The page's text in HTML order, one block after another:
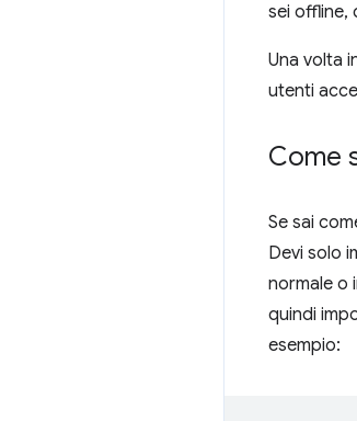
sei offline,
Una volta
utenti
Come
Se sai
Devi solo
normale o
quindi
esempio: